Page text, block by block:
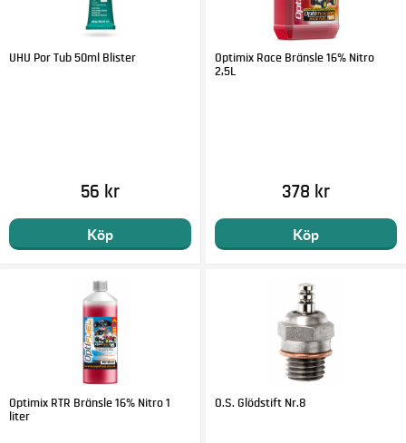
UHU Por Tub 50ml Blister
56 kr
Köp
Optimix Race Bränsle 16% Nitro
2,5L
378 kr
Köp
Optimix RTR Bränsle 16% Nitro 1
liter
O.S. Glödstift Nr.8